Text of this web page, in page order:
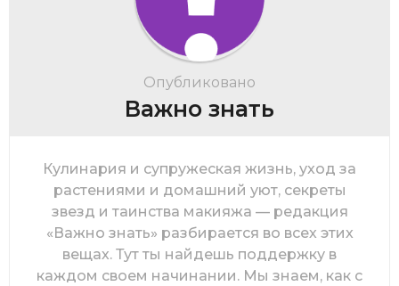
Опубликовано
Важно знать
Кулинария и супружеская жизнь, уход за
растениями и домашний уют, секреты
звезд и таинства макияжа — редакция
«Важно знать» разбирается во всех этих
вещах. Тут ты найдешь поддержку в
каждом своем начинании. Мы знаем, как с